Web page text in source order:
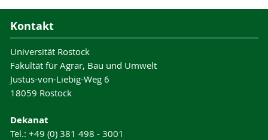
Kontakt
Universität Rostock
Fakultät für Agrar, Bau und Umwelt
Justus-von-Liebig-Weg 6
18059 Rostock
Dekanat
Tel.: +49 (0) 381 498 - 3001